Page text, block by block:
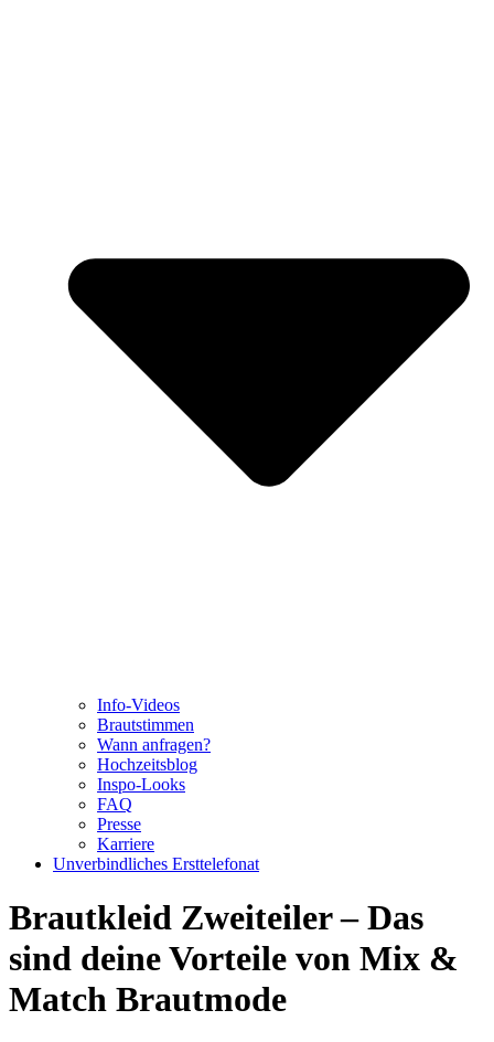
Info-Videos
Brautstimmen
Wann anfragen?
Hochzeitsblog
Inspo-Looks
FAQ
Presse
Karriere
Unverbindliches Ersttelefonat
Brautkleid Zweiteiler – Das
sind deine Vorteile von Mix &
Match Brautmode